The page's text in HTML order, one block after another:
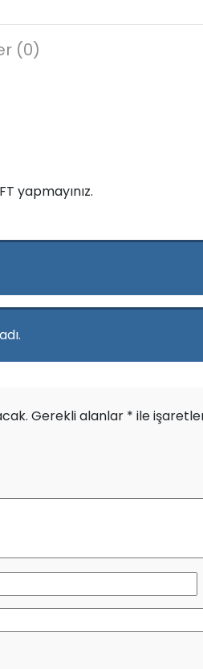
(0)
yapmayınız.
Gerekli alanlar * ile